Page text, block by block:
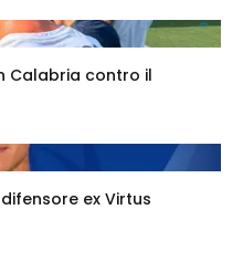
Calabria contro il
difensore ex Virtus